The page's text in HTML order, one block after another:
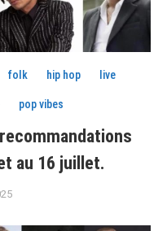
folk hip hop live
pop vibes
recommandations
au 16 juillet.